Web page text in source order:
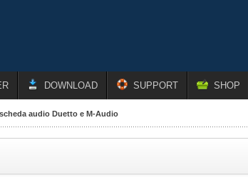
DOWNLOAD SUPPORT SHOP
audio Duetto e M-Audio